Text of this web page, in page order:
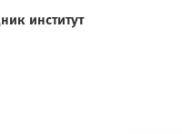
институт